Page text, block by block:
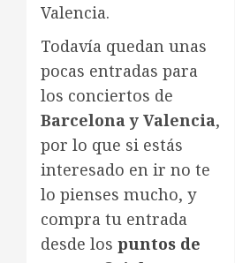
Valencia.
Todavía quedan unas
pocas entradas para
los conciertos de
Barcelona y Valencia,
por lo que si estás
interesado en ir no te
lo pienses mucho, y
compra tu entrada
desde los puntos de